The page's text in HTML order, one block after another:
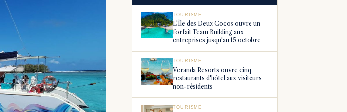
TOURISME
L'Île des Deux Cocos ouvre un
forfait Team Building aux
entreprises jusqu'au 15 octobre
TOURISME
Veranda Resorts ouvre cinq
restaurants d'hôtel aux visiteurs
non-résidents
TOURISME